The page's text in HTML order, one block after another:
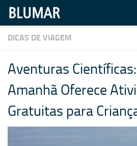
Skip to content
DICAS DE VIAGEM
Aventuras
Amanhã Oferece
Gratuitas para